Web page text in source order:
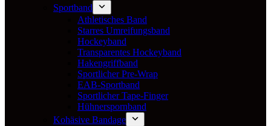
Sportband
Athletisches Band
Starres Umreifungsband
Hockeyband
Transparentes Hockeyband
Hakengriffband
Sportlicher Pre-Wrap
EAB-Sportband
Sportlicher Tape-Finger
Hühnerspornband
Kohäsive Bandage